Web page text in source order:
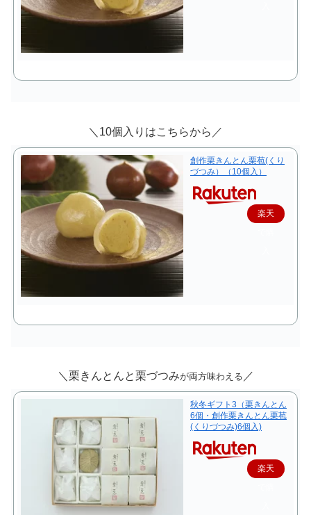
＼10個入りはこちらから／
創作栗きんとん栗苞(くり
づつみ）（10個入）
楽天
＼栗きんとんと栗づつみが両方味わえる ／
秋冬ギフト3（栗きんとん
6個・創作栗きんとん栗苞
(くりづつみ)6個入)
楽天